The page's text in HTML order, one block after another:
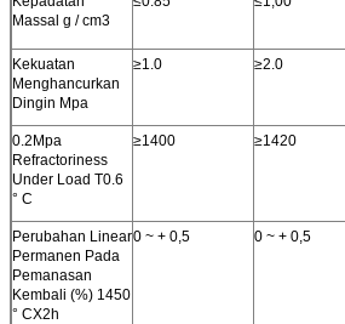
Massal g / cm3
Kekuatan
Menghancurkan
Dingin Mpa
≥1.0 ≥2.0
0.2Mpa
Refractoriness
Under Load T0.6
° C
≥1400 ≥1420
Perubahan Linear
Permanen Pada
Pemanasan
Kembali (%) 1450
° CX2h
0 ~ + 0,5 0 ~ + 0,5